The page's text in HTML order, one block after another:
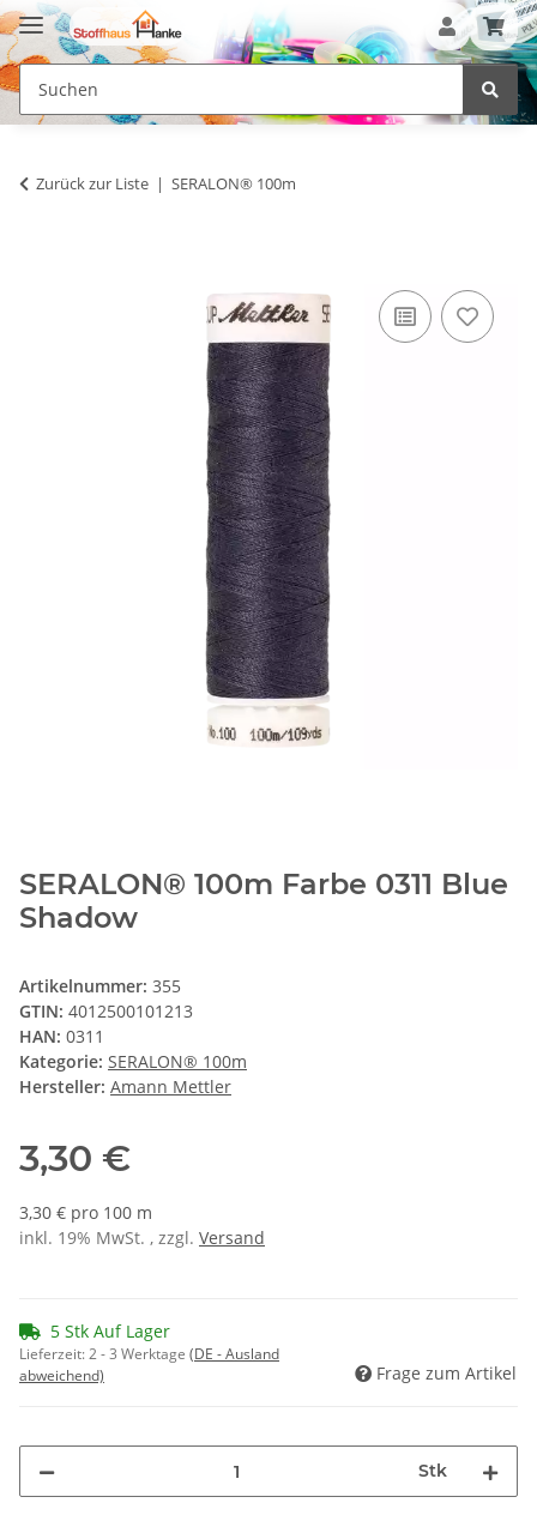
Zurück zur Liste SERALON® 100m
SERALON® 100m Farbe 0311 Blue
Shadow
Artikelnummer: 355
GTIN: 4012500101213
HAN: 0311
Kategorie: SERALON® 100m
Hersteller: Amann Mettler
3,30 €
3,30 € pro 100 m
inkl. 19% MwSt. , zzgl. Versand
5 Stk Auf Lager
Lieferzeit:2 - 3 Werktage (DE - Ausland
abweichend)
Frage zum Artikel
Stk